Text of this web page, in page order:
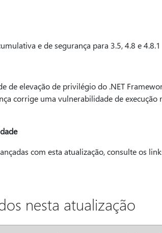
e de segurança para 3.5, 4.8 e
de elevação de privilégio do .NET
uma vulnerabilidade de execução
com esta atualização, consulte os
nesta atualização